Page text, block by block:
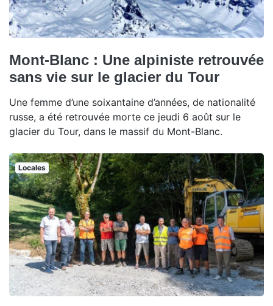
Mont-Blanc : Une alpiniste retrouvée
sans vie sur le glacier du Tour
Une femme d’une soixantaine d’années, de nationalité
russe, a été retrouvée morte ce jeudi 6 août sur le
glacier du Tour, dans le massif du Mont-Blanc.
Locales